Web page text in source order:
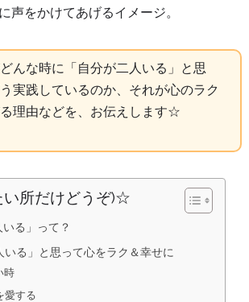
声をかけてあげるイメージ。
んな時に「自分が二人いる」と思
実践しているのか、それが心のラク
理由などを、お伝えします☆
所だけどうぞ)☆
いる」って？
いる」と思って心をラク＆幸せに
時
愛する